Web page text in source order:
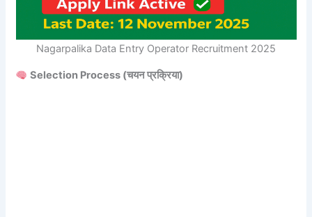
Nagarpalika Data Entry Operator Recruitment 2025
Selection Process (चयन प्रक्रिया)